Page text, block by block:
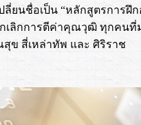
ลี่ยนชื่อเป็น “หลักสูตรการ
ลิกการตีค่าคุณวุฒิ ทุกคนที่
ข สี่เหล่าทัพ และ ศิริราช